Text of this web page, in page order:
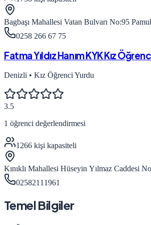
Bagbaşı Mahallesi Vatan Bulvarı No:95
0258 266 67 75
Fatma Yıldız Hanım KYK Kız
Denizli • Kız Öğrenci Yurdu
3.5
1 öğrenci değerlendirmesi
1266 kişi kapasiteli
Kınıklı Mahallesi Hüseyin Yılmaz Caddesi
02582111961
Temel Bilgiler